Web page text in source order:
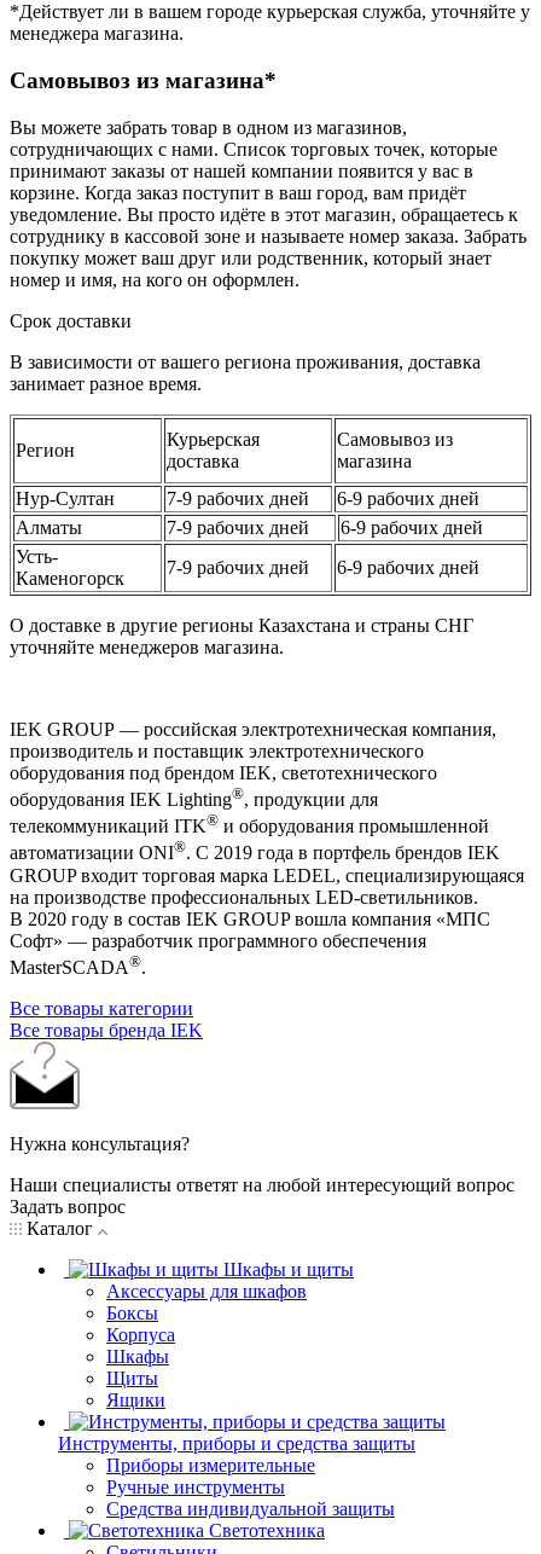
*Действует ли в вашем городе курьерская служба, уточняйте у
менеджера магазина.
Самовывоз из магазина*
Вы можете забрать товар в одном из магазинов,
сотрудничающих с нами. Список торговых точек, которые
принимают заказы от нашей компании появится у вас в
корзине. Когда заказ поступит в ваш город, вам придёт
уведомление. Вы просто идёте в этот магазин, обращаетесь к
сотруднику в кассовой зоне и называете номер заказа. Забрать
покупку может ваш друг или родственник, который знает
номер и имя, на кого он оформлен.
Срок доставки
В зависимости от вашего региона проживания, доставка
занимает разное время.
Регион
Курьерская
доставка
Самовывоз из
магазина
Нур-Султан
7-9 рабочих дней
6-9 рабочих дней
Алматы
7-9 рабочих дней
6-9 рабочих дней
Усть-
Каменогорск
7-9 рабочих дней 6-9 рабочих дней
О доставке в другие регионы Казахстана и страны СНГ
уточняйте менеджеров магазина.
IEK GROUP — российская электротехническая компания,
производитель и поставщик электротехнического
оборудования под брендом IEK, светотехнического
оборудования IEK Lighting®, продукции для
телекоммуникаций ITK® и оборудования промышленной
автоматизации ONI®. С 2019 года в портфель брендов IEK
GROUP входит торговая марка LEDEL, специализирующаяся
на производстве профессиональных LED-светильников.
В 2020 году в состав IEK GROUP вошла компания «МПС
Софт» — разработчик программного обеспечения
MasterSCADA®.
Все товары категории
Все товары бренда IEK
Нужна консультация?
Наши специалисты ответят на любой интересующий вопрос
Задать вопрос
Каталог
Шкафы и щиты
Аксессуары для шкафов
Боксы
Корпуса
Шкафы
Щиты
Ящики
Инструменты, приборы и средства защиты
Приборы измерительные
Ручные инструменты
Средства индивидуальной защиты
Светотехника